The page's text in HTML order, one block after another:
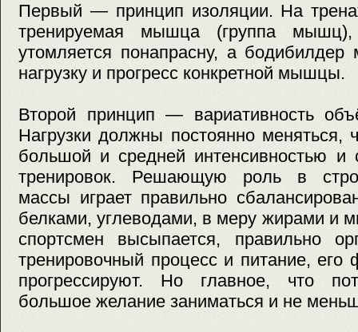
Первый — принцип изоляции. На
тренируемая мышца (группа
утомляется понапрасну, а бодибилдер
нагрузку и прогресс конкретной мышцы.
Второй принцип — вариативность
Нагрузки должны постоянно меняться,
большой и средней интенсивностью
тренировок. Решающую роль в
массы играет правильно
белками, углеводами, в меру жирами и
спортсмен высыпается, правильно
тренировочный процесс и питание, его
прогрессируют. Но главное, что
большое желание заниматься и не